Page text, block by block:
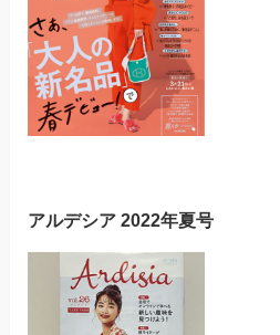
アルデシア 2022年夏号